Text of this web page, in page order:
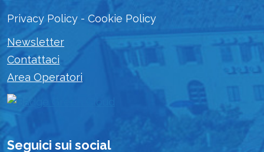
Privacy Policy - Cookie Policy
Newsletter
Contattaci
Area Operatori
Seguici sui social